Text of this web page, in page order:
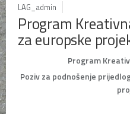
LAG_admin
Program
za europske
Program
Poziv za podnošenje